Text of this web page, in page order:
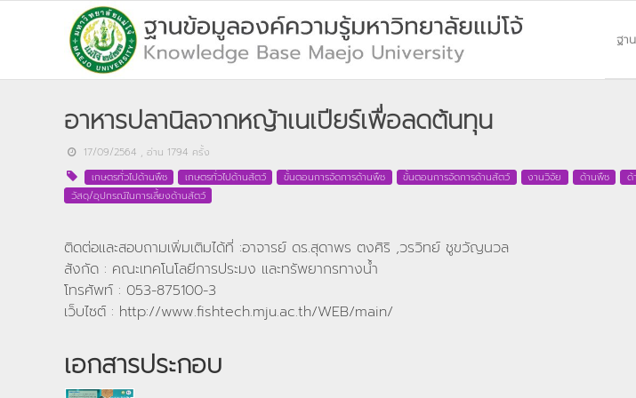
ฐา
อาหารปลานิลจากหญ้าเนเปียร์เพื่อลดต้นทุน
17/09/2564 , อ่าน 1794 ครั้ง
เกษตรทั่วไปด้านพืช
เกษตรทั่วไปด้านสัตว์ ขั้นตอนการจัดการด้านพืช ขั้นตอนการจัดการด้านสัตว์ งานวิจัย ด้านพืช ด้
วัสดุ/อุปกรณ์ในการเลี้ยงด้านสัตว์
ติดต่อและสอบถามเพิ่มเติมได้ที่ :อาจารย์ ดร.สุดาพร ตงศิริ ,วรวิทย์ ชูขวัญนวล
สังกัด : คณะเทคโนโลยีการประมง และทรัพยากรทางน้ำ
โทรศัพท์ : 053-875100-3
เว็บไซต์ : http://www.fishtech.mju.ac.th/WEB/main/
เอกสารประกอบ